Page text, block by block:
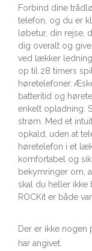
Forbind dine
telefon, og du er
løbetur, din rejse,
dig overalt og
ved lækker
op til 28 timers
høretelefoner.
batteritid og
enkelt opladning.
strøm. Med et
opkald, uden at
høretelefon i et
komfortabel og
bekymringer om,
skal du heller
ROCKit er både
Der er ikke nogen
har angivet.